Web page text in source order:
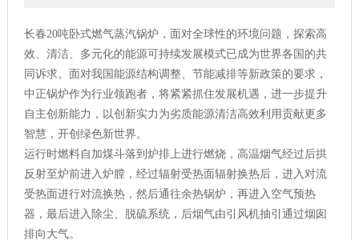
长春20吨卧式燃气蒸汽锅炉，面对全球性的环境问题，探索高
效、清洁、多元化的能源可持续发展模式已成为世界各国的共
同诉求。面对我国能源结构调整、节能减排等新政策的要求，
中正锅炉作为行业领跑者，将紧紧抓住发展机遇，进一步提升
自主创新能力，以创新实力为劣质能源清洁高效利用贡献更多
智慧，开创绿色新世界。
运行时燃料自加煤斗落到炉排上进行燃烧，高温烟气经过后拱
反射至炉前进入炉膛，经过辐射受热面辐射换热后，进入对流
受热面进行对流换热，然后通往余热锅炉，再进入空气预热
器，最后进入除尘、脱硫系统，后烟气由引风机抽引通过烟囱
排向大气。